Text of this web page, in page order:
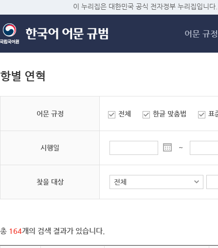
메
이 누리집은 대한민국 공식 전자정부 누리집입니다.
어문 규정
항별 연혁
어문 규정 전체 한글 맞춤법 표
시행일 ~
찾을 대상
총 164개의 검색 결과가 있습니다.